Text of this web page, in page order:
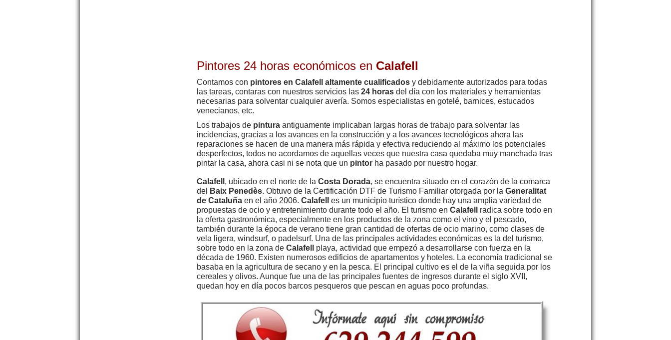
Pintores 24 horas económicos en Calafell
Contamos con pintores en Calafell altamente cualificados y debidamente autorizados para todas
las tareas, contaras con nuestros servicios las 24 horas del día con los materiales y herramientas
necesarias para solventar cualquier avería. Somos especialistas en gotelé, barnices, estucados
venecianos, etc.
Los trabajos de pintura antiguamente implicaban largas horas de trabajo para solventar las
incidencias, gracias a los avances en la construcción y a los avances tecnológicos ahora las
reparaciones se hacen de una manera más rápida y efectiva reduciendo al máximo los potenciales
desperfectos, todos no acordamos de aquellas veces que nuestra casa quedaba muy manchada tras
pintar la casa, ahora casi ni se nota que un pintor ha pasado por nuestro hogar.
Calafell , ubicado en el norte de la Costa Dorada, se encuentra situado en el corazón de la comarca
del
Baix Penedès. Obtuvo de la Certificación DTF de Turismo Familiar otorgada por la Generalitat
de Cataluña en el año 2006. Calafell
es un municipio turístico donde hay una amplia variedad de
propuestas de ocio y entretenimiento durante todo el año. El turismo en Calafell
radica sobre todo en
la oferta gastronómica, especialmente en los productos de la zona como el vino y el pescado,
también durante la época de verano tiene gran cantidad de ofertas de ocio marino, como clases de
vela ligera, windsurf, o padelsurf. Una de las principales actividades económicas es la del turismo,
sobre todo en la zona de Calafell
playa, actividad que empezó a desarrollarse con fuerza en la
década de 1960. Existen numerosos edificios de apartamentos y hoteles. La economía tradicional se
basaba en la agricultura de secano y en la pesca. El principal cultivo es el de la viña seguida por los
cereales y olivos. Aunque fue una de las principales fuentes de ingresos durante el siglo XVII,
quedan hoy en día pocos barcos pesqueros que pescan en aguas poco profundas.